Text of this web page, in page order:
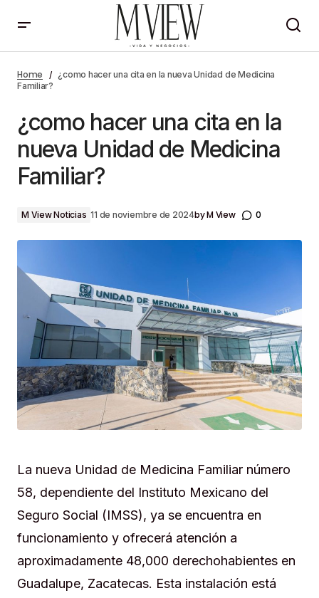
Medicina Familiar?
Home
¿como hacer una cita en la nueva Unidad de Medicina
Familiar?
¿como hacer una cita en la
nueva Unidad de Medicina
Familiar?
M View Noticias 11 de noviembre de 2024byM View 0
La nueva Unidad de Medicina Familiar número
58, dependiente del Instituto Mexicano del
Seguro Social (IMSS), ya se encuentra en
funcionamiento y ofrecerá atención a
aproximadamente 48,000 derechohabientes en
Guadalupe, Zacatecas. Esta instalación está